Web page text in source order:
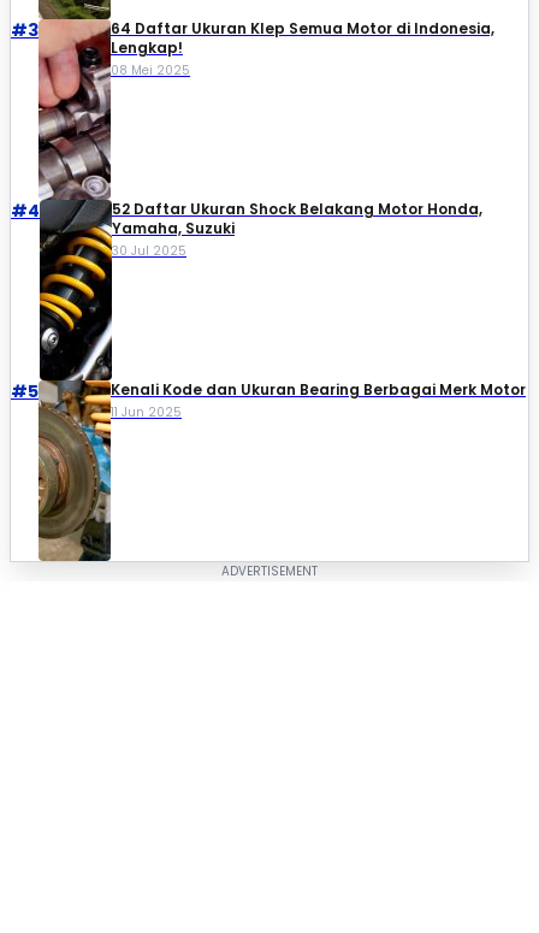
#3
64 Daftar Ukuran Klep Semua Motor di Indonesia,
Lengkap!
08 Mei 2025
#4
52 Daftar Ukuran Shock Belakang Motor Honda,
Yamaha, Suzuki​
30 Jul 2025
#5 Kenali Kode dan Ukuran Bearing Berbagai Merk Motor
11 Jun 2025